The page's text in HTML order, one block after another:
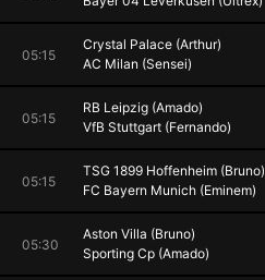
05:15
Crystal Palace (Arthur)
AC Milan (Sensei)
05:15
RB Leipzig (Amado)
VfB Stuttgart (Fernando)
05:15
TSG 1899 Hoffenheim (Bruno)
FC Bayern Munich (Eminem)
05:30
Aston Villa (Bruno)
Sporting Cp (Amado)